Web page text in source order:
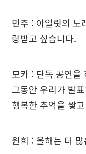
민주 : 아일릿의 노
랑받고 싶습니다.
모카 : 단독 공연을
그동안 우리가 발
행복한 추억을 쌓
원희 : 올해는 더